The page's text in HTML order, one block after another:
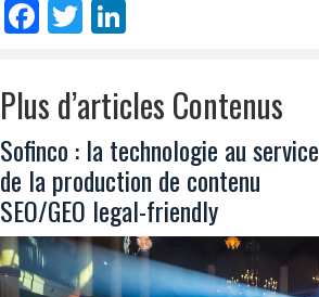
Facebook
Twitter
Plus d’articles Contenus
Sofinco : la technologie au service
de la production de contenu
SEO/GEO legal-friendly